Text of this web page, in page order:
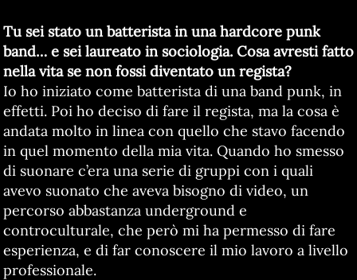
Tu sei stato un batterista in una hardcore punk
band… e sei laureato in sociologia. Cosa avresti fatto
nella vita se non fossi diventato un regista?
Io ho iniziato come batterista di una band punk, in
effetti. Poi ho deciso di fare il regista, ma la cosa è
andata molto in linea con quello che stavo facendo
in quel momento della mia vita. Quando ho smesso
di suonare c’era una serie di gruppi con i quali
avevo suonato che aveva bisogno di video, un
percorso abbastanza underground e
controculturale, che però mi ha permesso di fare
esperienza, e di far conoscere il mio lavoro a livello
professionale.